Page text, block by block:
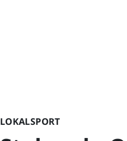
LOKALSPORT